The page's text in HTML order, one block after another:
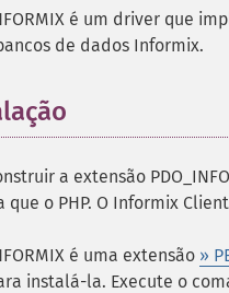
é um driver que
de dados Informix.
a extensão
que o PHP. O Informix
é uma extensão »
instalá-la. Execute o